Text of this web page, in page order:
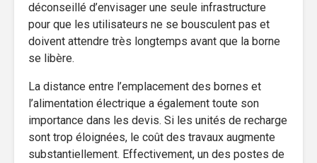
déconseillé d’envisager une seule infrastructure
pour que les utilisateurs ne se bousculent pas et
doivent attendre très longtemps avant que la borne
se libère.
La distance entre l’emplacement des bornes et
l’alimentation électrique a également toute son
importance dans les devis. Si les unités de recharge
sont trop éloignées, le coût des travaux augmente
substantiellement. Effectivement, un des postes de